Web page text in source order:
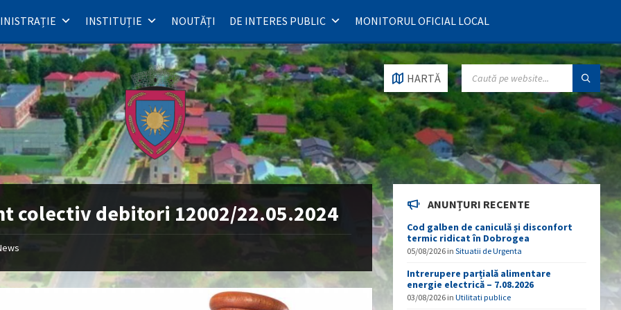
INSTITUȚIE NOUTĂȚI DE INTERES PUBLIC MONITORUL OFICIAL LOCAL
HARTĂ
SEARCH:
colectiv debitori 12002/22.05.2024 ANUNȚURI RECENTE
Cod galben de caniculă și disconfort
termic ridicat în Dobrogea
05/08/2026 inSituatii de Urgenta
Intrerupere parțială alimentare
energie electrică – 7.08.2026
03/08/2026 inUtilitati publice